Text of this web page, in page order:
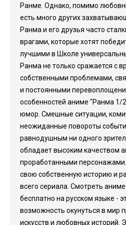
Ранме. Однако, помимо
есть много других
Ранма и его друзья часто
врагами, которые хотят
лучшими в Школе
Ранма не только сражается с
собственными проблемами,
и постоянными
особенностей аниме "Ранма 1/
юмор. Смешные ситуации,
неожиданные повороты
равнодушным ни одного
обладает высоким качеством
проработанными
свою собственную историю и
всего сериала. Смотреть
бесплатно на русском языке -
возможность окунуться в мир
искусств и любовных историй.